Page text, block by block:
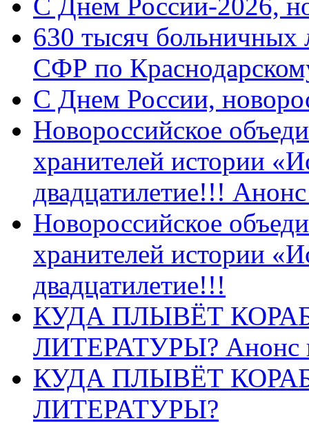
C Днем России-2026,
630 тысяч больничных
СФР по
C Днем России,
Новороссийское
хранителей истории
двадцатилетие!!!
Новороссийское
хранителей истории
двадцатилетие!!!
КУДА ПЛЫВЁТ
ЛИТЕРАТУРЫ? Анонс
КУДА ПЛЫВЁТ
ЛИТЕРАТУРЫ?